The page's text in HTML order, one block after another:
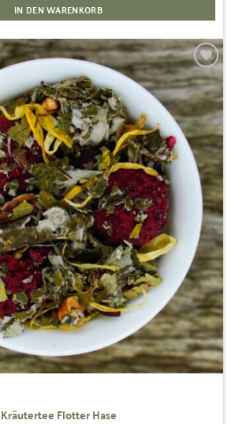
IN DEN WARENKORB
Zur
Wunschliste
hinzufügen
Kräutertee Flotter Hase